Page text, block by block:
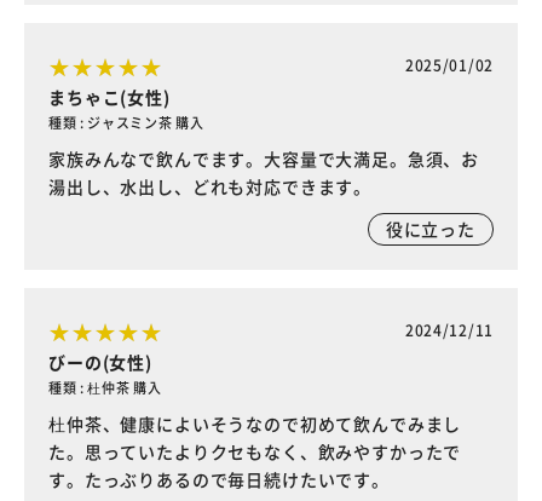
2025/01/02
まちゃこ(女性)
種類 : ジャスミン茶 購入
家族みんなで飲んでます。大容量で大満足。急須、お
湯出し、水出し、どれも対応できます。
役に立った
2024/12/11
びーの(女性)
種類 : 杜仲茶 購入
杜仲茶、健康によいそうなので初めて飲んでみまし
た。思っていたよりクセもなく、飲みやすかったで
す。たっぶりあるので毎日続けたいです。